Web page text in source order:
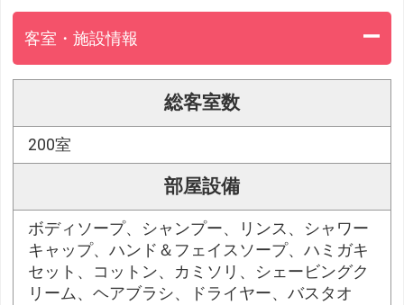
客室・施設情報
総客室数
200室
部屋設備
ボディソープ、シャンプー、リンス、シャワー
キャップ、ハンド＆フェイスソープ、ハミガキ
セット、コットン、カミソリ、シェービングク
リーム、ヘアブラシ、ドライヤー、バスタオ